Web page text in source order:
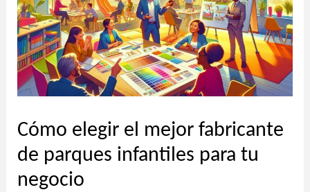
Cómo elegir el mejor fabricante
de parques infantiles para tu
negocio